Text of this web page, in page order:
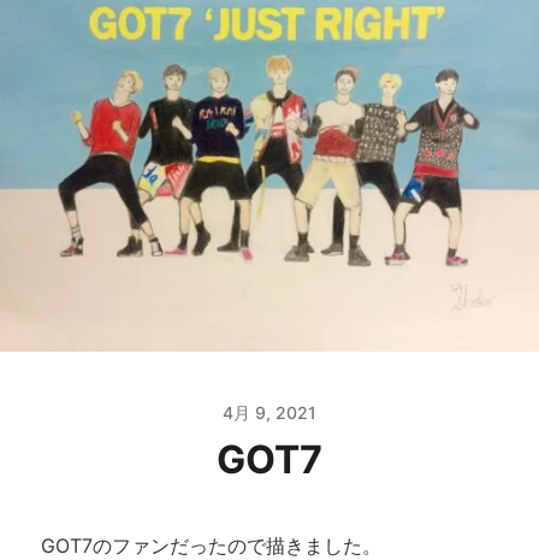
4月 9, 2021
GOT7
GOT7のファンだったので描きました。